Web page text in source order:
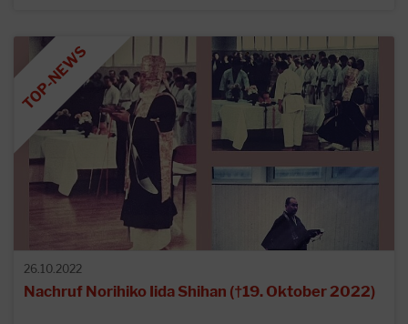
26.10.2022
Nachruf Norihiko Iida Shihan (†19. Oktober 2022)